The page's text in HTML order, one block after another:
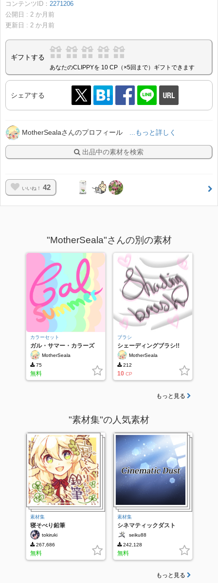
コンテンツID： 2271206
公開日 : 2 か月前
更新日 : 2 か月前
ギフトする
あなたのCLIPPYを 10 CP（×5回まで）ギフトできます
シェアする
MotherSealaさんのプロフィール ...もっと詳しく
出品中の素材を検索
いいね！ 42
"MotherSeala"さんの別の素材
カラーセット
ガル・サマー・カラーズ
MotherSeala
75
無料
ブラシ
シェーディングブラシ!!
MotherSeala
212
10 CP
もっと見る
"素材集"の人気素材
素材集
寝そべり鉛筆
tokiruki
267,686
無料
素材集
シネマティックダスト
seiku88
242,128
無料
もっと見る